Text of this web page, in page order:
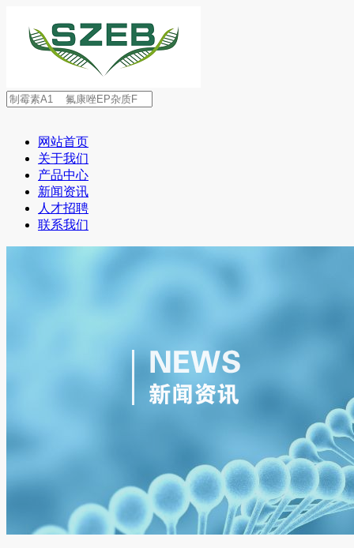
网站首页
关于我们
产品中心
新闻资讯
人才招聘
联系我们